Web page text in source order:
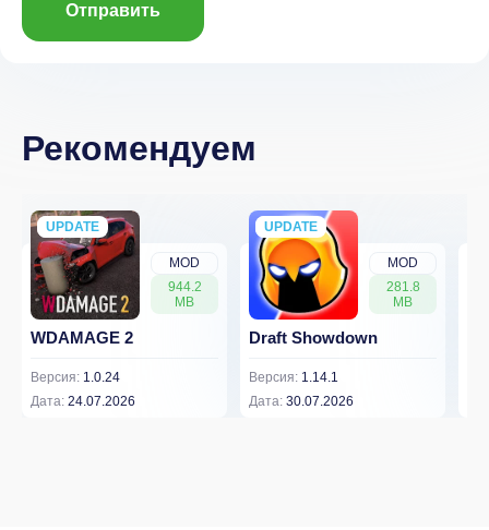
Отправить
Рекомендуем
MOD
944.2
MB
UPDATE
NEW
WDAMAGE 2
Версия: 1.0.24
Дата: 24.07.2026
MOD
281.8
MB
UPDATE
NEW
Draft Showdown
Версия: 1.14.1
Дата: 30.07.2026